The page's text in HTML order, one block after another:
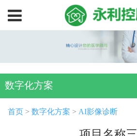
利
官
数字化方案
首页> 数字化方案 > AI影像诊断